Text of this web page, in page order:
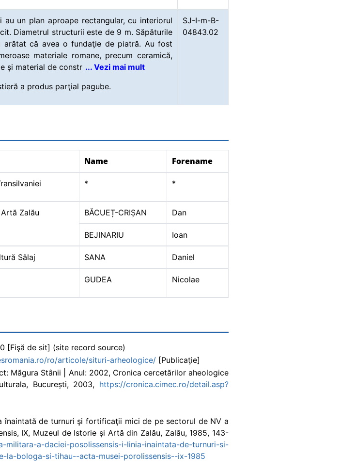
au un plan aproape rectangular, cu interiorul
Diametrul structurii este de 9 m. Săpăturile
arătat că avea o fundaţie de piatră. Au fost
materiale romane, precum ceramică,
şi material de constr ... Vezi mai mult
a produs parţial pagube.
SJ-I-m-B-
04843.02
Name Forename
* *
Zalău BĂCUEȚ-CRIȘAN Dan
BEJINARIU Ioan
Sălaj SANA Daniel
GUDEA Nicolae
[Fişă de sit] (site record source)
ro/articole/situri-arheologice/ [Publicaţie]
Măgura Stânii | Anul: 2002, Cronica cercetărilor aheologice
București, 2003, https://cronica.cimec.ro/detail.asp?
înaintată de turnuri şi fortificaţii mici de pe sectorul de NV a
IX, Muzeul de Istorie şi Artă din Zalău, Zalău, 1985, 143-
a-daciei-posolissensis-i-linia-inaintata-de-turnuri-si-
bologa-si-tihau--acta-musei-porolissensis--ix-1985